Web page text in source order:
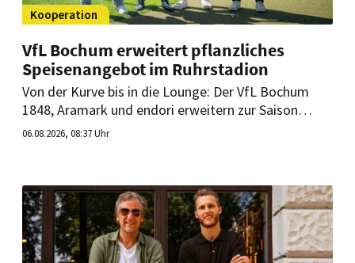
Kooperation
VfL Bochum erweitert pflanzliches
Speisenangebot im Ruhrstadion
Von der Kurve bis in die Lounge: Der VfL Bochum
1848, Aramark und endori erweitern zur Saison
2026/27 das pflanzliche Speisenangebot im
06.08.2026, 08:37 Uhr